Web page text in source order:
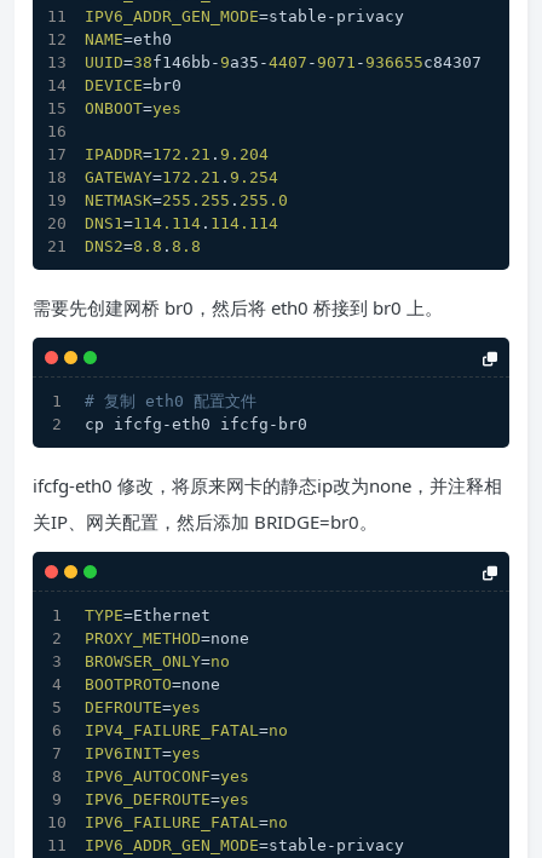
IPV6_ADDR_GEN_MODE=stable-privacy
NAME=eth0
UUID=38f146bb- 9a35-4407 - 9071 - 936655c84307
DEVICE=br0
ONBOOT=yes
IPADDR=172.21 . 9.204
GATEWAY=172.21 . 9.254
NETMASK=255.255 . 255.0
DNS1=114.114 . 114.114
DNS2=8.8 . 8.8
需要先创建网桥 br0，然后将 eth0 桥接到 br0 上。
# 复制 eth0 配置文件
cp ifcfg-eth0 ifcfg-br0
ifcfg-eth0 修改，将原来网卡的静态ip改为none，并注释相
关IP、网关配置，然后添加 BRIDGE=br0。
TYPE=Ethernet
PROXY_METHOD=none
BROWSER_ONLY=no
BOOTPROTO=none
DEFROUTE=yes
IPV4_FAILURE_FATAL=no
IPV6INIT=yes
IPV6_AUTOCONF=yes
IPV6_DEFROUTE=yes
IPV6_FAILURE_FATAL=no
IPV6_ADDR_GEN_MODE=stable-privacy